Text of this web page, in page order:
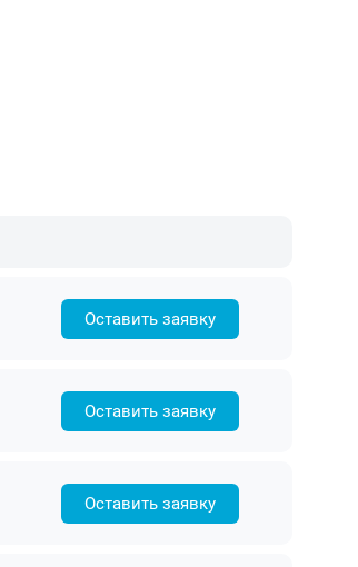
Оставить заявку
Оставить заявку
Оставить заявку